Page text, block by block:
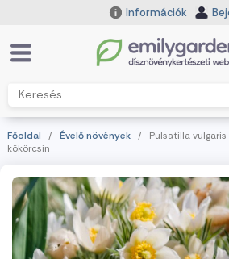
Információk
Főoldal / Évelő növények / Pulsatilla vulgaris
kökörcsin